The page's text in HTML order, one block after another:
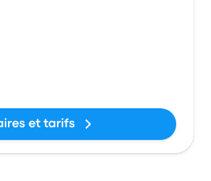
et tarifs